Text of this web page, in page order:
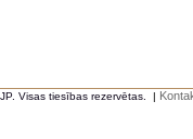
Visas tiesības rezervētas. |